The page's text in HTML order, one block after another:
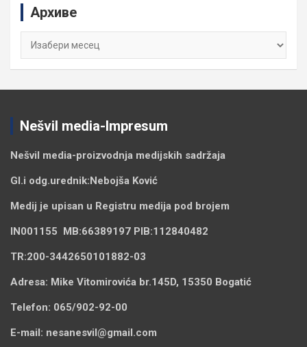
Архиве
Архиве
Nešvil media-Impresum
Nešvil media-proizvodnja medijskih sadržaja
Gl.i odg.urednik:Nebojša Ković
Medij je upisan u Registru medija pod brojem
IN001155 MB:66389197 PIB:112840482
TR:200-3442650101882-03
Adresa: Mike Vitomirovića br.145D, 15350 Bogatić
Telefon: 065/902-92-00
E-mail: nesanesvil@gmail.com